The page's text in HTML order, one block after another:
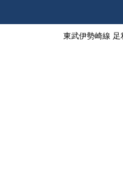
東武伊勢崎線